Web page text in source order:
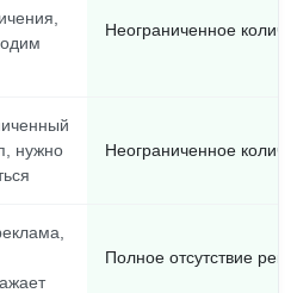
Неограниченное
нужно
Неограниченное
Полное отсутствие